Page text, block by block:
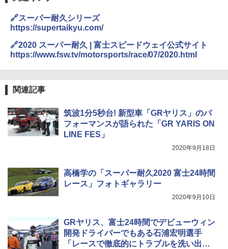
🔗スーパー耐久シリーズ
https://supertaikyu.com/
🔗2020 スーパー耐久 | 富士スピードウェイ公式サイト
https://www.fsw.tv/motorsports/race/07/2020.html
関連記事
筑波1分5秒台! 新型車「GRヤリス」のパ
フォーマンスが語られた「GR YARIS ON
LINE FES」
2020年9月18日
高橋学の「スーパー耐久2020 富士24時間
レース」フォトギャラリー
2020年9月10日
GRヤリス、富士24時間でデビューウィン
開発ドライバーでもある石浦宏明選手
「レースで徹底的にトラブルを洗い出す